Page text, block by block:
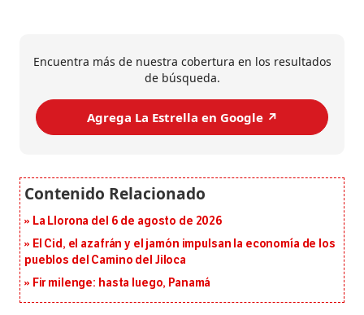
Encuentra más de nuestra cobertura en los resultados
de búsqueda.
Agrega La Estrella en Google ↗️
La Llorona del 6 de agosto de 2026
El Cid, el azafrán y el jamón impulsan la economía de los
pueblos del Camino del Jiloca
Fir milenge: hasta luego, Panamá